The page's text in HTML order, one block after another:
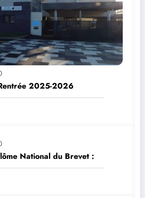
2025-2026
National du Brevet :